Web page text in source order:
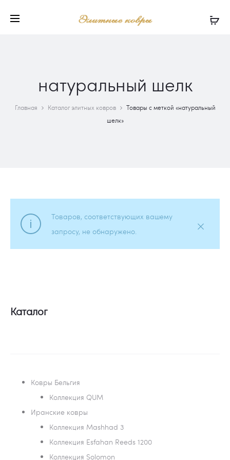
натуральный шелк
Главная Каталог элитных ковров
Товары с меткой «натуральный
шелк»
Товаров, соответствующих вашему
запросу, не обнаружено.
Каталог
Ковры Бельгия
Коллекция QUM
Иранские ковры
Коллекция Mashhad 3
Коллекция Esfahan Reeds 1200
Коллекция Solomon